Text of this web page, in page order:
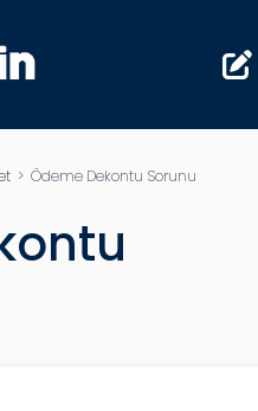
> Ödeme Dekontu Sorunu